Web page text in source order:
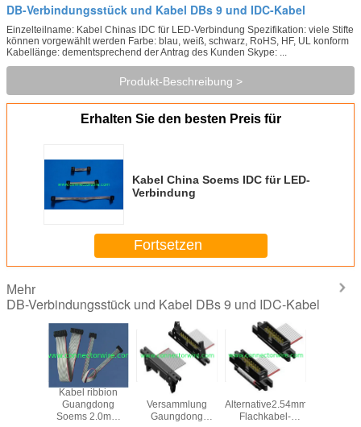
DB-Verbindungsstück und Kabel DBs 9 und IDC-Kabel
Einzelteilname: Kabel Chinas IDC für LED-Verbindung Spezifikation: viele Stifte
können vorgewählt werden Farbe: blau, weiß, schwarz, RoHS, HF, UL konform
Kabellänge: dementsprechend der Antrag des Kunden Skype: ...
Produkt-Beschreibung >
Erhalten Sie den besten Preis für
Kabel China Soems IDC für LED-
Verbindung
Fortsetzen
Mehr
DB-Verbindungsstück und Kabel DBs 9 und IDC-Kabel
Kabel ribbion
Guangdong
Soems 2.0mm
Flachkabel-
Versammlung
Gaungdong
Des
Alternative2.54mm
Flachkabel-